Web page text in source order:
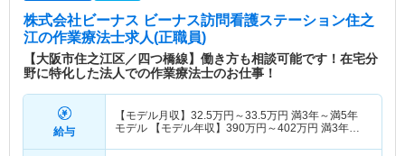
株式会社ビーナス ビーナス訪問看護ステーション住之
江の作業療法士求人(正職員)
【大阪市住之江区／四つ橋線】働き方も相談可能です！在宅分
野に特化した法人での作業療法士のお仕事！
給与
【モデル月収】 32.5万円～33.5万円 満3年～満5年
モデル 【モデル年収】 390万円～402万円 満3年～